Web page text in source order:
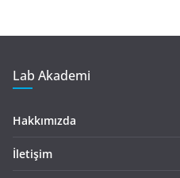
Lab Akademi
Hakkımızda
İletişim